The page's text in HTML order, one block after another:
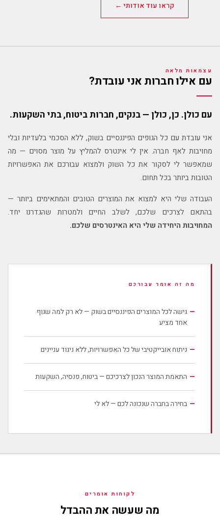
קראו עוד אודותי ←
עצמאות מלאה
עם אילו חברות אני עובדת?
עם כולן. כן, כולן — בנקים, חברות ביטוח, בתי השקעות.
אני עובדת עם כל הגופים הפיננסיים בשוק, ללא הסכמי בלעדיות ובלי
מחויבות לאף חברה. אין לי אינטרס להמליץ על מוצר מסוים — מה
שמאפשר לי לסקור את כל השוק ולמצוא עבורכם את האפשרויות
הטובות ביותר בכל תחום.
העבודה שלי היא למצוא את המוצרים הטובים והמתאימים ביותר —
בהתאם לצרכים שלכם, לשלב החיים ולמטרות שהגדרנו יחד.
המחויבות היחידה שלי היא האינטרסים שלכם.
מה זה אומר עבורכם
— גישה לכל המוצרים הפיננסיים בשוק — לא רק למה שגוף
אחד מציע
— ניתוח אובייקטיבי של כל האפשרויות, ללא ניגוד עניינים
— התאמת המוצר הנכון לצרכיכם — ביטוח, פנסיה, השקעות
— בחירה בחברה שנכונה לכם — לא לי
לקוחות אומרים
מה שעשה את ההבדל